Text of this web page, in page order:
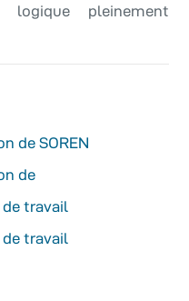
logique pleinement
de SOREN
de
travail
travail